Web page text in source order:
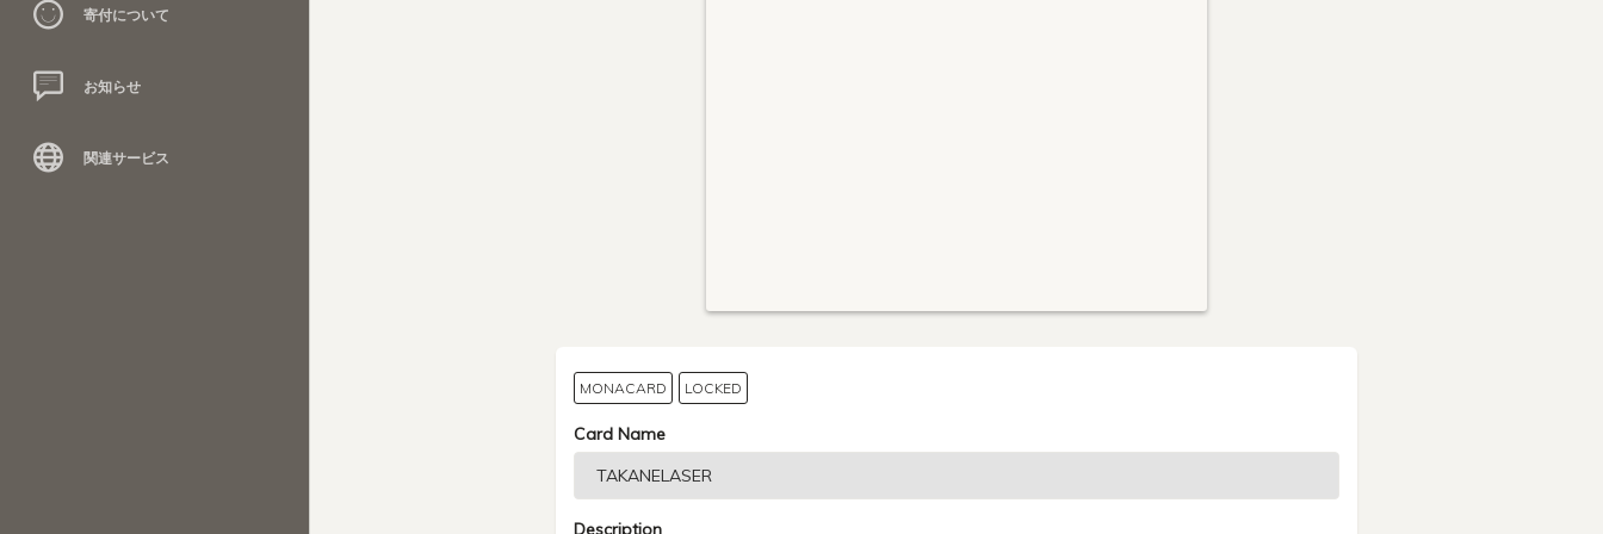
寄付について
お知らせ
関連サービス
MONACARD LOCKED
Card Name
Description